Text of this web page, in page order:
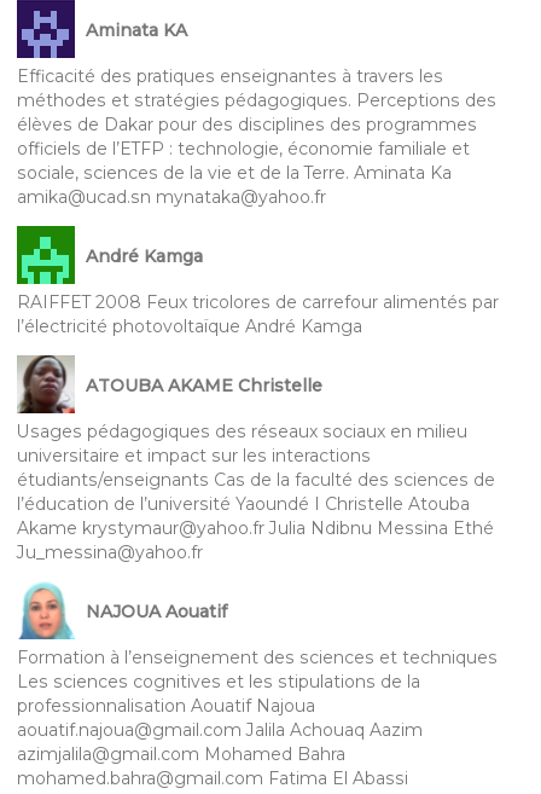
Aminata KA
Efficacité des pratiques enseignantes à travers les
méthodes et stratégies pédagogiques. Perceptions des
élèves de Dakar pour des disciplines des programmes
officiels de l’ETFP : technologie, économie familiale et
sociale, sciences de la vie et de la Terre. Aminata Ka
amika@ucad.sn mynataka@yahoo.fr
André Kamga
RAIFFET 2008 Feux tricolores de carrefour alimentés par
l’électricité photovoltaïque André Kamga
ATOUBA AKAME Christelle
Usages pédagogiques des réseaux sociaux en milieu
universitaire et impact sur les interactions
étudiants/enseignants Cas de la faculté des sciences de
l’éducation de l’université Yaoundé I Christelle Atouba
Akame krystymaur@yahoo.fr Julia Ndibnu Messina Ethé
Ju_messina@yahoo.fr
NAJOUA Aouatif
Formation à l’enseignement des sciences et techniques
Les sciences cognitives et les stipulations de la
professionnalisation Aouatif Najoua
aouatif.najoua@gmail.com Jalila Achouaq Aazim
azimjalila@gmail.com Mohamed Bahra
mohamed.bahra@gmail.com Fatima El Abassi